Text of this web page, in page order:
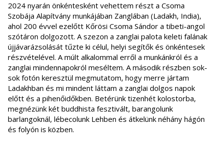
2024 nyarán önkéntesként vehettem részt a Csoma
Szobája Alapítvány munkájában Zanglában (Ladakh, India),
ahol 200 évvel ezelőtt Kőrösi Csoma Sándor a tibeti-angol
szótáron dolgozott. A szezon a zanglai palota keleti falának
újjávarázsolását tűzte ki célul, helyi segítők és önkéntesek
részvételével. A múlt alkalommal erről a munkánkról és a
zanglai mindennapokról meséltem. A második részben sok-
sok fotón keresztül megmutatom, hogy merre jártam
Ladakhban és mi mindent láttam a zanglai dolgos napok
előtt és a pihenőidőkben. Betérünk tizenhét kolostorba,
megnézünk két buddhista fesztivált, barangolunk
barlangoknál, lébecolunk Lehben és átkelünk néhány hágón
és folyón is közben.